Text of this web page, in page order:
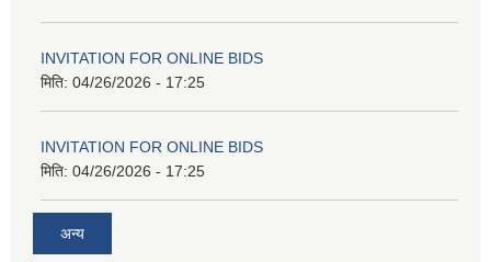
INVITATION FOR ONLINE BIDS
मिति: 04/26/2026 - 17:25
INVITATION FOR ONLINE BIDS
मिति: 04/26/2026 - 17:25
अन्य